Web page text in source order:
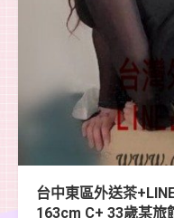
台中東區外送茶
163cm C+ 33歲某旅